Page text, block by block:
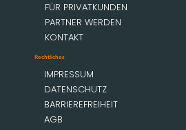
FÜR PRIVATKUNDEN
PARTNER WERDEN
KONTAKT
Rechtliches
IMPRESSUM
DATENSCHUTZ
BARRIEREFREIHEIT
AGB